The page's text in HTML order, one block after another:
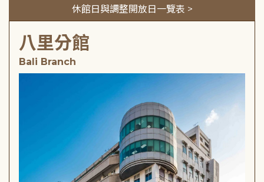
休館日與調整開放日一覽表 >
八里分館
Bali Branch